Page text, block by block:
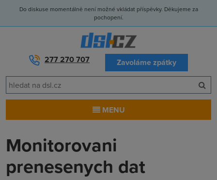
Do diskuse momentálně není možné vkládat příspěvky. Děkujeme za
pochopení.
277 270 707 Zavoláme zpátky
MENU
Monitorovani
prenesenych dat